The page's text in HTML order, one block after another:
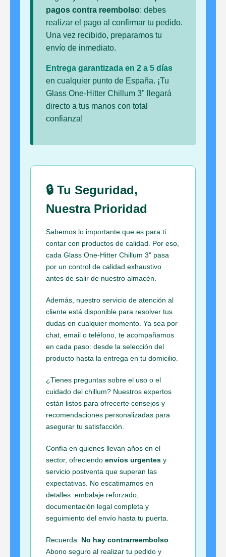
pagos contra reembolso: debes
realizar el pago al confirmar tu pedido.
Una vez recibido, preparamos tu
envío de inmediato.
Entrega garantizada en 2 a 5 días
en cualquier punto de España. ¡Tu
Glass One-Hitter Chillum 3" llegará
directo a tus manos con total
confianza!
🔒 Tu Seguridad,
Nuestra Prioridad
Sabemos lo importante que es para ti
contar con productos de calidad. Por eso,
cada Glass One-Hitter Chillum 3" pasa
por un control de calidad exhaustivo
antes de salir de nuestro almacén.
Además, nuestro servicio de atención al
cliente está disponible para resolver tus
dudas en cualquier momento. Ya sea por
chat, email o teléfono, te acompañamos
en cada paso: desde la selección del
producto hasta la entrega en tu domicilio.
¿Tienes preguntas sobre el uso o el
cuidado del chillum? Nuestros expertos
están listos para ofrecerte consejos y
recomendaciones personalizadas para
asegurar tu satisfacción.
Confía en quienes llevan años en el
sector, ofreciendo envíos urgentes y
servicio postventa que superan las
expectativas. No escatimamos en
detalles: embalaje reforzado,
documentación legal completa y
seguimiento del envío hasta tu puerta.
Recuerda: No hay contrarreembolso
Abono seguro al realizar tu pedido y